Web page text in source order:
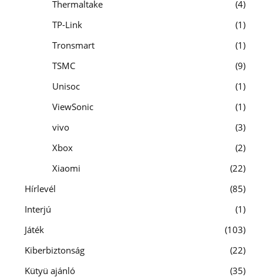
Thermaltake
4
TP-Link
1
Tronsmart
1
TSMC
9
Unisoc
1
ViewSonic
1
vivo
3
Xbox
2
Xiaomi
22
Hírlevél
85
Interjú
1
Játék
103
Kiberbiztonság
22
Kütyü ajánló
35